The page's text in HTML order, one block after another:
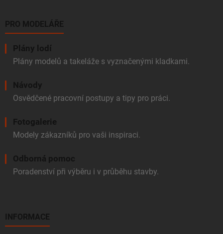
PRO MODELÁŘE
Plány lodí
Plány modelů a takeláže s vyznačenými kladkami.
Návody
Osvědčené pracovní postupy a tipy pro práci.
Fotogalerie
Modely zákazníků pro vaši inspiraci.
Odborná pomoc
Poradenství při výběru i v průběhu stavby.
INFORMACE